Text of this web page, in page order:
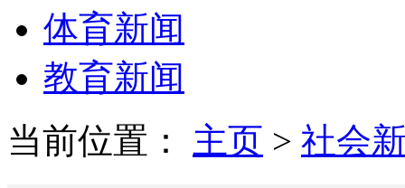
体育新闻
教育新闻
当前位置： 主页 > 社会